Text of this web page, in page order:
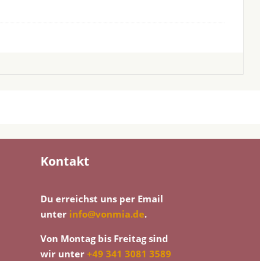
Kontakt
Du erreichst uns per Email
unter info@vonmia.de.
Von Montag bis Freitag sind
wir unter+49 341 3081 3589